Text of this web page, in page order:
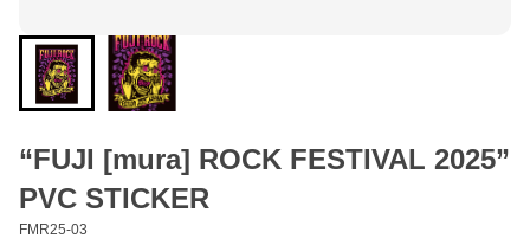
“FUJI [mura] ROCK FESTIVAL 2025”
PVC STICKER
FMR25-03